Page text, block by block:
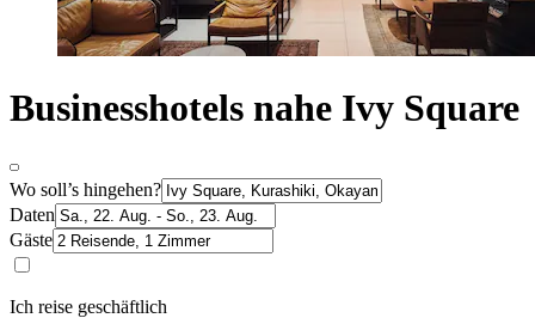
Businesshotels nahe Ivy Square
Wo soll’s hingehen?
Daten
Gäste
Ich reise geschäftlich